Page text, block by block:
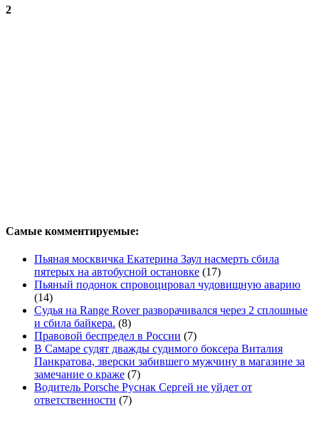
2
Самые комментируемые:
Пьяная москвичка Екатерина Заул насмерть сбила
пятерых на автобусной остановке (17)
Пьяный подонок спровоцировал чудовищную аварию
(14)
Судья на Range Rover разворачивался через 2 сплошные
и сбила байкера. (8)
Правовой беспредел в России (7)
В Самаре судят дважды судимого боксера Виталия
Панкратова, зверски забившего мужчину в магазине за
замечание о краже (7)
Водитель Porsche Руснак Сергей не уйдет от
ответственности (7)